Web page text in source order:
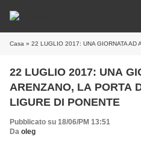
Casa » 22 LUGLIO 2017: UNA GIORNATA AD
22 LUGLIO 2017: UNA
ARENZANO, LA PORTA
LIGURE DI PONENTE
Pubblicato su 18/06/PM 13:51
Da oleg